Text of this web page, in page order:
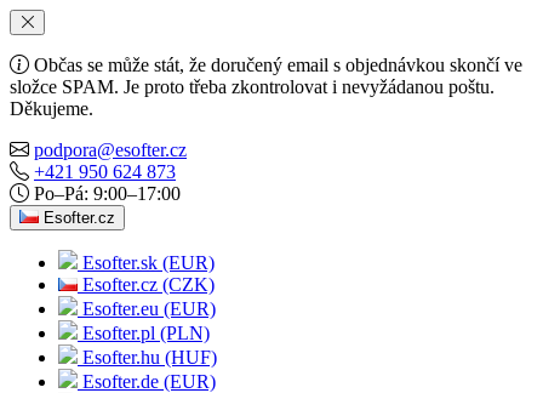
Občas se může stát, že doručený email s objednávkou skončí ve
složce SPAM. Je proto třeba zkontrolovat i nevyžádanou poštu.
Děkujeme.
podpora@esofter.cz
+421 950 624 873
Po–Pá: 9:00–17:00
Esofter.cz
Esofter.sk (EUR)
Esofter.cz (CZK)
Esofter.eu (EUR)
Esofter.pl (PLN)
Esofter.hu (HUF)
Esofter.de (EUR)